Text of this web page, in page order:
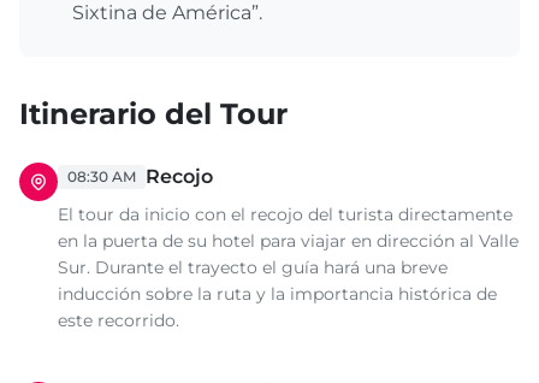
Sixtina de América”.
Itinerario del Tour
08:30 AM Recojo
El tour da inicio con el recojo del turista directamente
en la puerta de su hotel para viajar en dirección al Valle
Sur. Durante el trayecto el guía hará una breve
inducción sobre la ruta y la importancia histórica de
este recorrido.